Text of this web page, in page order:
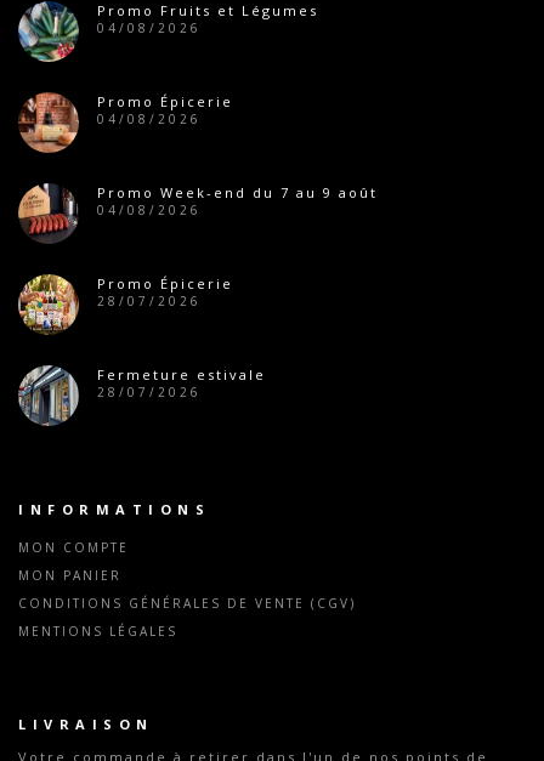
Promo Fruits et Légumes
04/08/2026
Promo Épicerie
04/08/2026
Promo Week-end du 7 au 9 août
04/08/2026
Promo Épicerie
28/07/2026
Fermeture estivale
28/07/2026
INFORMATIONS
MON COMPTE
MON PANIER
CONDITIONS GÉNÉRALES DE VENTE (CGV)
MENTIONS LÉGALES
LIVRAISON
Votre commande à retirer dans l'un de nos points de